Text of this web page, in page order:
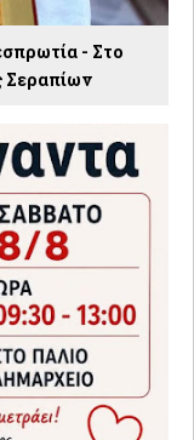
- Στο
Σεραπίων